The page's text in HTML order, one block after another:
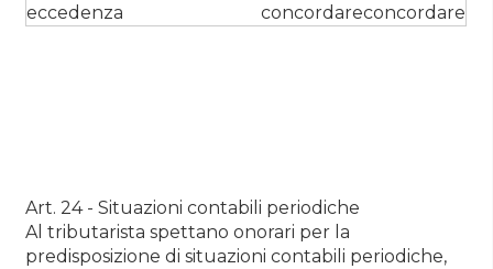
eccedenza
concordareconcordare
Art. 24 - Situazioni contabili periodiche
Al tributarista spettano onorari per la
predisposizione di situazioni contabili periodiche,